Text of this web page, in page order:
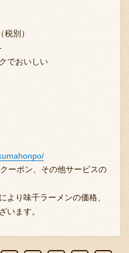
別）
でおいしい
ーポン、その他サービスの
り味千ラーメンの価格、
います。